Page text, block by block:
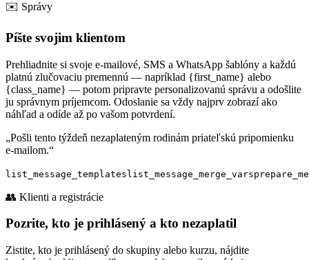
✉️ Správy
Píšte svojim klientom
Prehliadnite si svoje e-mailové, SMS a WhatsApp šablóny a každú
platnú zlučovaciu premennú — napríklad {first_name} alebo
{class_name} — potom pripravte personalizovanú správu a odošlite
ju správnym príjemcom. Odoslanie sa vždy najprv zobrazí ako
náhľad a odíde až po vašom potvrdení.
„Pošli tento týždeň nezaplateným rodinám priateľskú pripomienku
e-mailom.“
list_message_templateslist_message_merge_vars
👥 Klienti a registrácie
Pozrite, kto je prihlásený a kto nezaplatil
Zistite, kto je prihlásený do skupiny alebo kurzu, nájdite